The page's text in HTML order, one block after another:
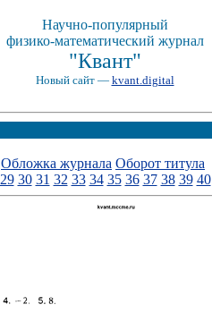
Научно-популярный
физико-математический журнал
"Квант"
Новый сайт — kvant.digital
Обложка журнала Оборот титула
29 30 31 32 33 34 35 36 37 38 39 40